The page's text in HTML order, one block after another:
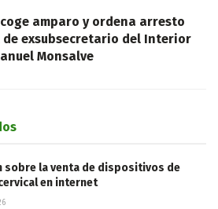
amparo y ordena arresto
exsubsecretario del Interior
Monsalve
sobre la venta de dispositivos de
en internet